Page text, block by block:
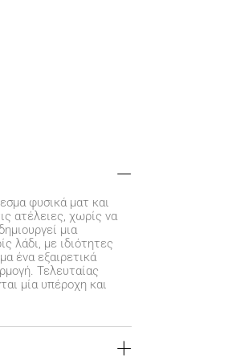
φυσικά ματ και
ατέλειες, χωρίς να
μια
λάδι, με ιδιότητες
ένα εξαιρετικά
Τελευταίας
μία υπέροχη και